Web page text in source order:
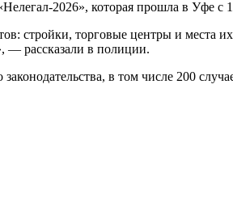
2026», которая прошла в
стройки, торговые центры и места
— рассказали в полиции.
в том числе 200